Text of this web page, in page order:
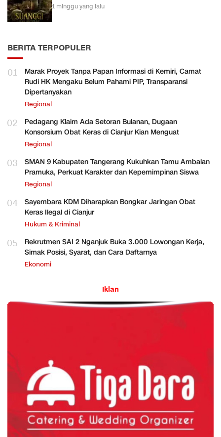
1 minggu yang lalu
BERITA TERPOPULER
01
Marak Proyek Tanpa Papan Informasi di Kemiri, Camat
Rudi HK Mengaku Belum Pahami PIP, Transparansi
Dipertanyakan
Regional
02
Pedagang Klaim Ada Setoran Bulanan, Dugaan
Konsorsium Obat Keras di Cianjur Kian Menguat
Regional
03
SMAN 9 Kabupaten Tangerang Kukuhkan Tamu Ambalan
Pramuka, Perkuat Karakter dan Kepemimpinan Siswa
Regional
04
Sayembara KDM Diharapkan Bongkar Jaringan Obat
Keras Ilegal di Cianjur
Hukum & Kriminal
05
Rekrutmen SAI 2 Nganjuk Buka 3.000 Lowongan Kerja,
Simak Posisi, Syarat, dan Cara Daftarnya
Ekonomi
Iklan